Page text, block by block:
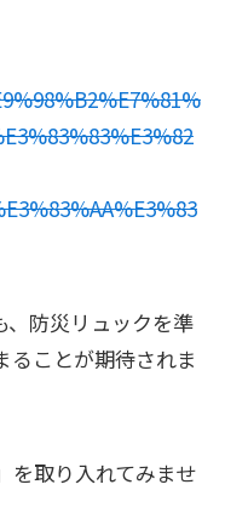
、防災リュックを準
ることが期待されま
を取り入れてみませ